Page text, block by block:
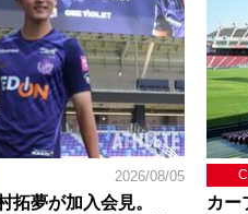
2026/08/05
拓夢が加入会見。
カー